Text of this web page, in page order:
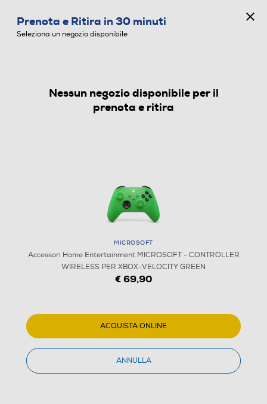
ACCESSORI HOME ENTERTAINMENT
5
MICROSOFT - CONTROLLER WIRELESS PER XBOX-
Prenota e Ritira in 30 minuti
Seleziona un negozio disponibile
Nessun negozio disponibile per il
prenota e ritira
MICROSOFT
Accessori Home Entertainment MICROSOFT - CONTROLLER
WIRELESS PER XBOX-VELOCITY GREEN
€ 69,90
ACQUISTA ONLINE
ANNULLA